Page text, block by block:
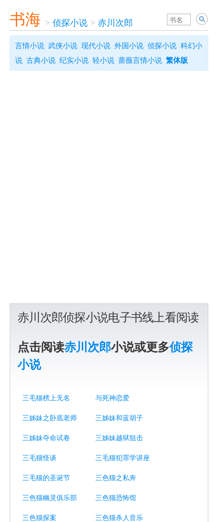
书海 > 侦探小说 > 赤川次郎
言情小说 武侠小说 现代小说 外国小说 侦探小说 科幻小
说 古典小说 纪实小说 轻小说 蔷薇言情小说 繁体版
赤川次郎侦探小说电子书线上看阅读
点击阅读赤川次郎小说或更多侦探
小说
三毛猫榜上无名 与死神恋爱
三姊妹之卧底老师 三姊妹和蓝胡子
三姊妹夺命试卷 三姊妹越狱狙击
三毛猫怪谈 三毛猫犯罪学讲座
三毛猫的圣诞节 三色猫之私奔
三色猫幽灵俱乐部 三色猫恐怖馆
三色猫探案 三色猫杀人音乐